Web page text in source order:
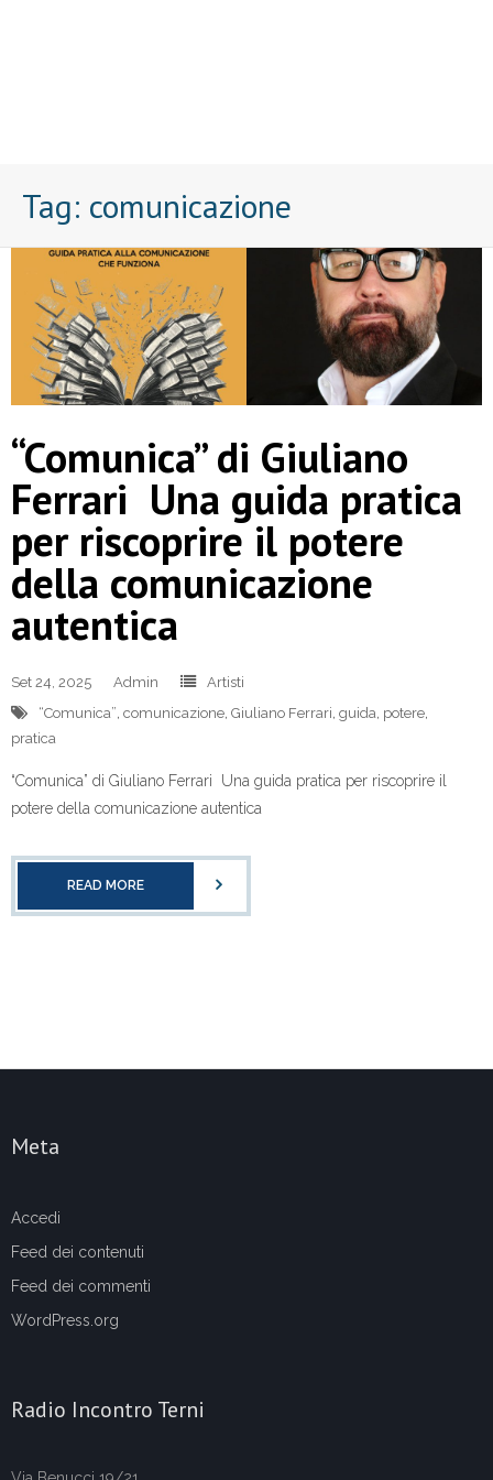
Tag: comunicazione
“Comunica” di Giuliano
Ferrari Una guida pratica
per riscoprire il potere
della comunicazione
autentica
Set 24, 2025 Admin
Artisti
“Comunica” comunicazione Giuliano Ferrari guida potere
pratica
“Comunica” di Giuliano Ferrari Una guida pratica per riscoprire il
potere della comunicazione autentica
READ MORE
Meta
Accedi
Feed dei contenuti
Feed dei commenti
WordPress.org
Radio Incontro Terni